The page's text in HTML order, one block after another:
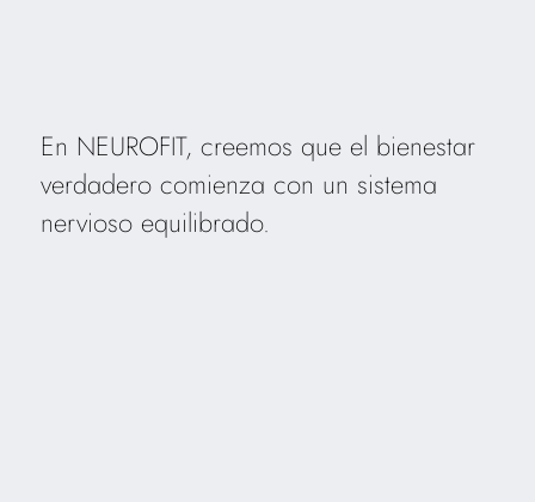
En NEUROFIT, creemos que el bienestar
verdadero comienza con un sistema
nervioso equilibrado.